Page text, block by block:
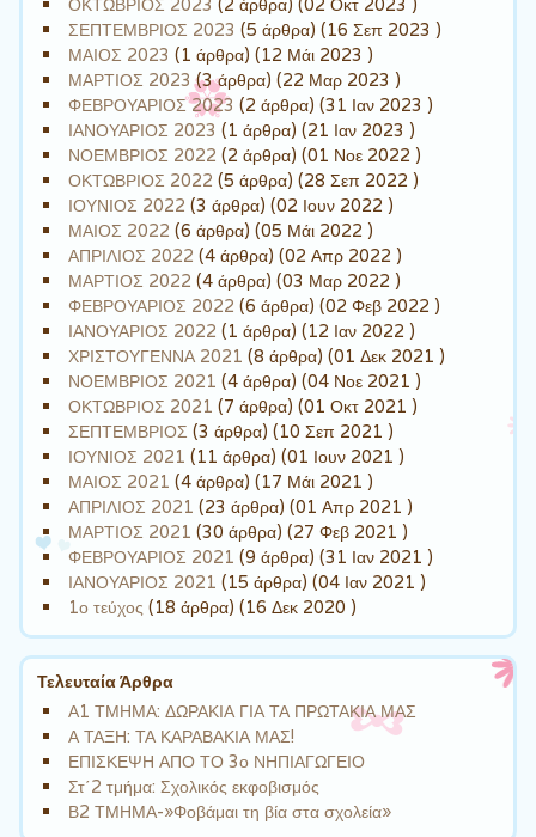
ΟΚΤΩΒΡΙΟΣ 2023 (2 άρθρα) (02 Οκτ 2023 )
ΣΕΠΤΕΜΒΡΙΟΣ 2023 (5 άρθρα) (16 Σεπ 2023 )
ΜΑΙΟΣ 2023 (1 άρθρα) (12 Μάι 2023 )
ΜΑΡΤΙΟΣ 2023 (3 άρθρα) (22 Μαρ 2023 )
ΦΕΒΡΟΥΑΡΙΟΣ 2023 (2 άρθρα) (31 Ιαν 2023 )
ΙΑΝΟΥΑΡΙΟΣ 2023 (1 άρθρα) (21 Ιαν 2023 )
ΝΟΕΜΒΡΙΟΣ 2022 (2 άρθρα) (01 Νοε 2022 )
ΟΚΤΩΒΡΙΟΣ 2022 (5 άρθρα) (28 Σεπ 2022 )
ΙΟΥΝΙΟΣ 2022 (3 άρθρα) (02 Ιουν 2022 )
ΜΑΙΟΣ 2022 (6 άρθρα) (05 Μάι 2022 )
ΑΠΡΙΛΙΟΣ 2022 (4 άρθρα) (02 Απρ 2022 )
ΜΑΡΤΙΟΣ 2022 (4 άρθρα) (03 Μαρ 2022 )
ΦΕΒΡΟΥΑΡΙΟΣ 2022 (6 άρθρα) (02 Φεβ 2022 )
ΙΑΝΟΥΑΡΙΟΣ 2022 (1 άρθρα) (12 Ιαν 2022 )
ΧΡΙΣΤΟΥΓΕΝΝΑ 2021 (8 άρθρα) (01 Δεκ 2021 )
ΝΟΕΜΒΡΙΟΣ 2021 (4 άρθρα) (04 Νοε 2021 )
ΟΚΤΩΒΡΙΟΣ 2021 (7 άρθρα) (01 Οκτ 2021 )
ΣΕΠΤΕΜΒΡΙΟΣ (3 άρθρα) (10 Σεπ 2021 )
ΙΟΥΝΙΟΣ 2021 (11 άρθρα) (01 Ιουν 2021 )
ΜΑΙΟΣ 2021 (4 άρθρα) (17 Μάι 2021 )
ΑΠΡΙΛΙΟΣ 2021 (23 άρθρα) (01 Απρ 2021 )
ΜΑΡΤΙΟΣ 2021 (30 άρθρα) (27 Φεβ 2021 )
ΦΕΒΡΟΥΑΡΙΟΣ 2021 (9 άρθρα) (31 Ιαν 2021 )
ΙΑΝΟΥΑΡΙΟΣ 2021 (15 άρθρα) (04 Ιαν 2021 )
1ο τεύχος (18 άρθρα) (16 Δεκ 2020 )
Τελευταία Άρθρα
Α1 ΤΜΗΜΑ: ΔΩΡΑΚΙΑ ΓΙΑ ΤΑ ΠΡΩΤΑΚΙΑ ΜΑΣ
Α ΤΑΞΗ: ΤΑ ΚΑΡΑΒΑΚΙΑ ΜΑΣ!
ΕΠΙΣΚΕΨΗ ΑΠΟ ΤΟ 3ο ΝΗΠΙΑΓΩΓΕΙΟ
Στ΄2 τμήμα: Σχολικός εκφοβισμός
Β2 ΤΜΗΜΑ-»Φοβάμαι τη βία στα σχολεία»